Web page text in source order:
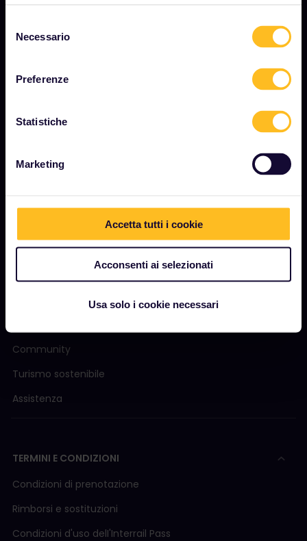
delNecessario
Preferenze
Statistiche
Marketing
Accetta tutti i cookie
Acconsenti ai selezionati
Usa solo i cookie necessari
AZIENDA
Sala stampa
Contenuti sponsorizzati
INIZIA
Come utilizzare il Pass
Community
Turismo sostenibile
Assistenza
TERMINI E CONDIZIONI
Condizioni di prenotazione
Rimborsi e sostituzioni
Condizioni d'uso delI'Interrail Pass